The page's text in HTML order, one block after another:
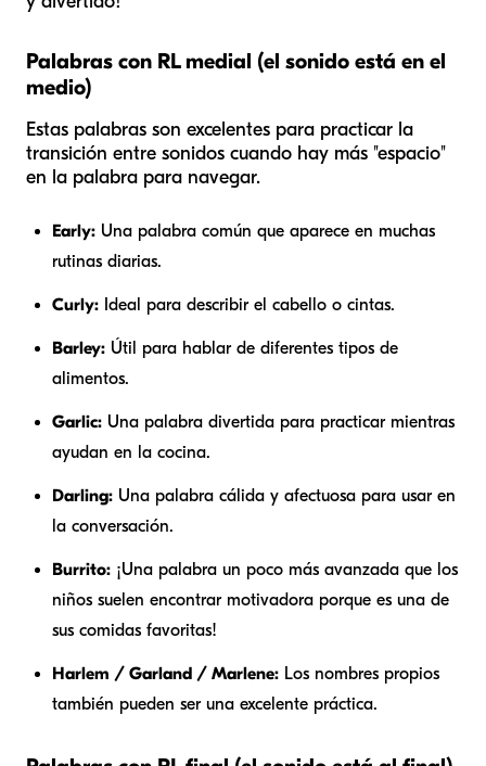
Palabras con RL medial (el sonido está en el
medio)
Estas palabras son excelentes para practicar la
transición entre sonidos cuando hay más "espacio"
en la palabra para navegar.
Early: Una palabra común que aparece en muchas
rutinas diarias.
Curly: Ideal para describir el cabello o cintas.
Barley: Útil para hablar de diferentes tipos de
alimentos.
Garlic: Una palabra divertida para practicar mientras
ayudan en la cocina.
Darling: Una palabra cálida y afectuosa para usar en
la conversación.
Burrito: ¡Una palabra un poco más avanzada que los
niños suelen encontrar motivadora porque es una de
sus comidas favoritas!
Harlem / Garland / Marlene: Los nombres propios
también pueden ser una excelente práctica.